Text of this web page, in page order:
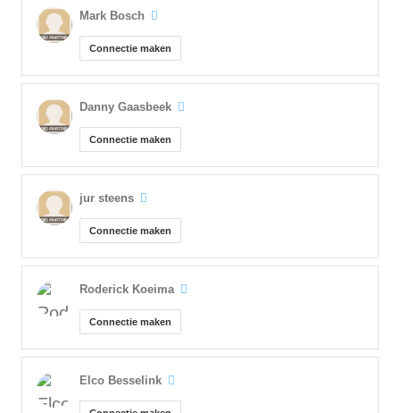
Mark Bosch
Connectie maken
Danny Gaasbeek
Connectie maken
jur steens
Connectie maken
Roderick Koeima
Connectie maken
Elco Besselink